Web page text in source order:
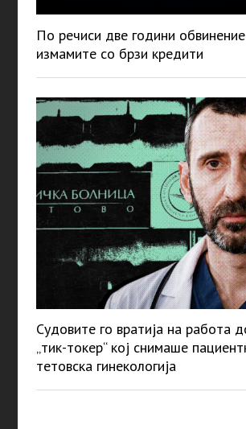
По речиси две години
измамите со брзи кредити
Судовите го вратија на работа
„тик-токер“ кој снимаше
тетовска гинекологија